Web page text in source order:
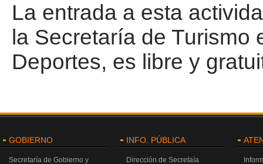
La entrada a esta
la Secretaría de Turismo
Deportes, es libre y
GOBIERNO
Secretaría de Gobierno y
INFO. PÚBLICA
Dirección de Secretaía